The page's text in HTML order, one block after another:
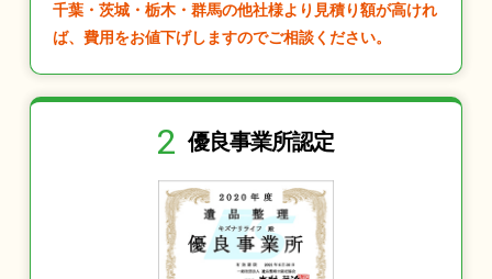
千葉・茨城・栃木・群馬の他社様より見積り額が高けれ
ば、費用をお値下げしますのでご相談ください。
2 優良事業所認定